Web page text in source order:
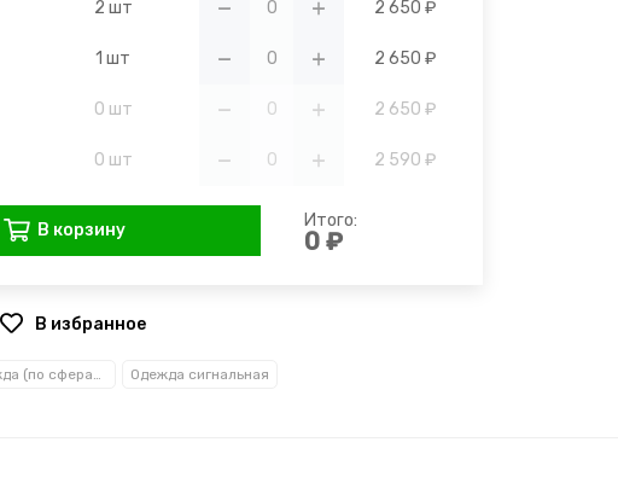
2 шт 2 650 ₽
1 шт 2 650 ₽
0 шт 2 650 ₽
0 шт 2 590 ₽
В корзину Итого:
0 ₽
В избранное
Спецодежда (по сферам деятельности) Одежда сигнальная